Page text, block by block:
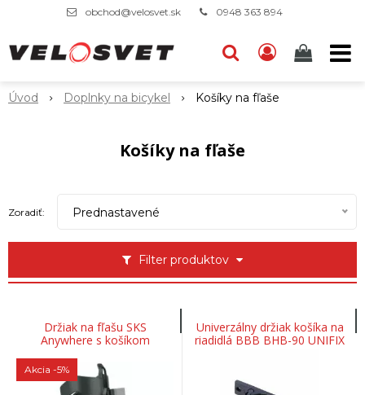
obchod@velosvet.sk 0948 363 894
Úvod Doplnky na bicykel Košíky na fľaše
Košíky na fľaše
Filter produktov
Zoradiť: Prednastavené
Držiak na fľašu SKS
Anywhere s košíkom
Akcia -5%
Univerzálny držiak košíka na
riadidlá BBB BHB-90 UNIFIX